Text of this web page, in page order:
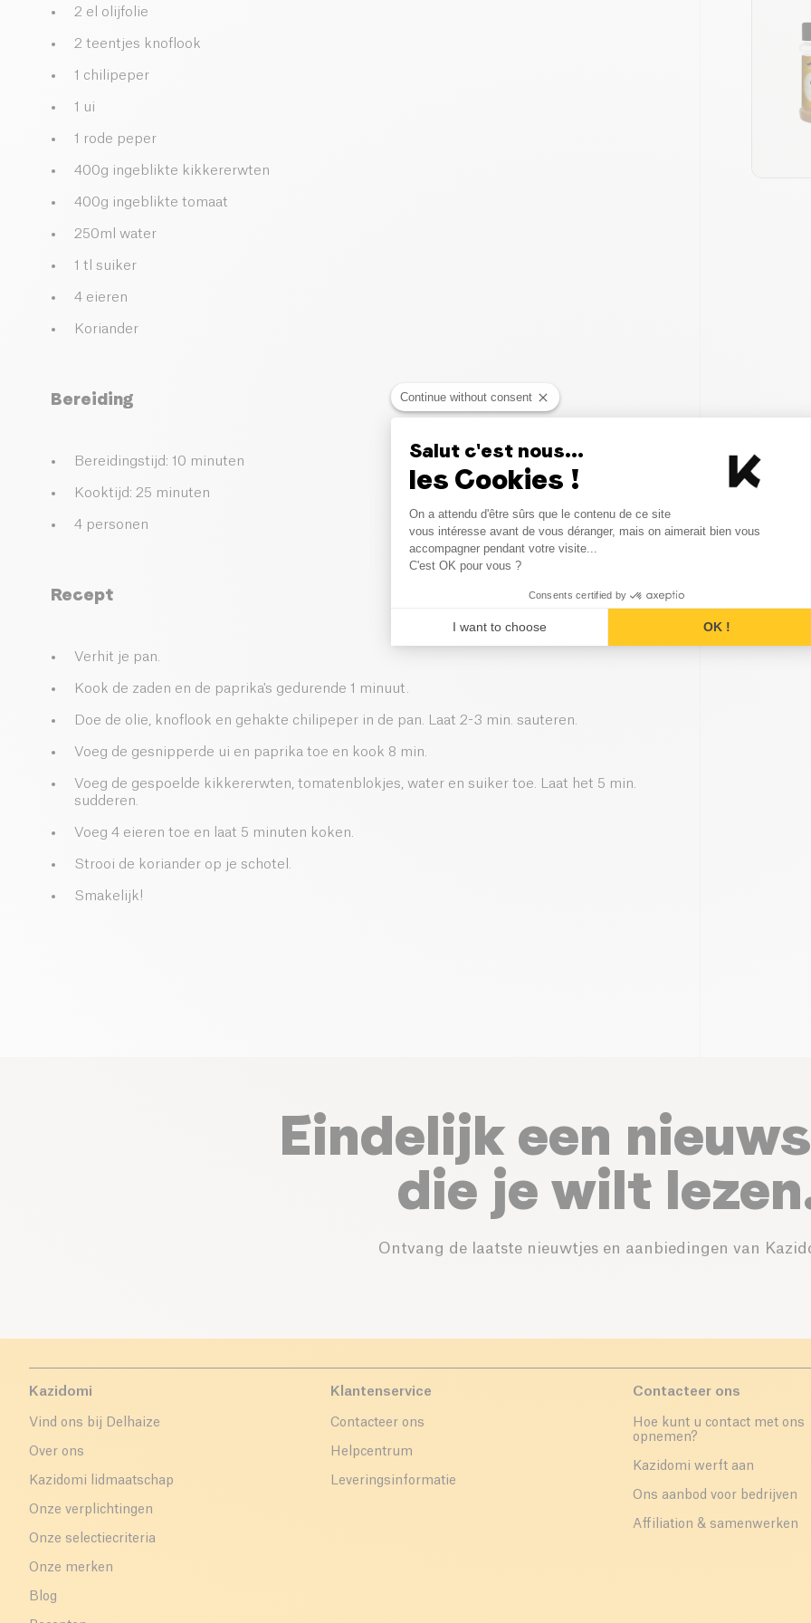
2 el olijfolie
2 teentjes knoflook
1 chilipeper
1 ui
1 rode peper
400g ingeblikte kikkererwten
400g ingeblikte tomaat
250ml water
1 tl suiker
4 eieren
Koriander
Bereiding
Bereidingstijd: 10 minuten
Kooktijd: 25 minuten
4 personen
Recept
Verhit je pan.
Kook de zaden en de paprika's gedurende 1 minuut.
Doe de olie, knoflook en gehakte chilipeper in de pan. Laat 2-3 min. sauteren.
Voeg de gesnipperde ui en paprika toe en kook 8 min.
Voeg de gespoelde kikkererwten, tomatenblokjes, water en suiker toe. Laat het 5 min.
sudderen.
Voeg 4 eieren toe en laat 5 minuten koken.
Strooi de koriander op je schotel.
Smakelijk!
Eindelijk een
die je wilt
Ontvang de laatste nieuwtjes en aanbiedingen van
Kazidomi
Vind ons bij Delhaize
Over ons
Kazidomi lidmaatschap
Onze verplichtingen
Onze selectiecriteria
Onze merken
Blog
Klantenservice
Contacteer ons
Helpcentrum
Leveringsinformatie
Contacteer ons
Hoe kunt u contact met ons
opnemen?
Kazidomi werft aan
Ons aanbod voor bedrijven
Affiliation & samenwerken
Continue without consent
Salut c'est nous...
les Cookies !
Consent Management
On a attendu d'être sûrs que le contenu de ce site
vous intéresse avant de vous déranger, mais on aimerait bien vous
accompagner pendant votre visite...
C'est OK pour vous ?
Consents certified by
I want to choose OK !
Axeptio consent